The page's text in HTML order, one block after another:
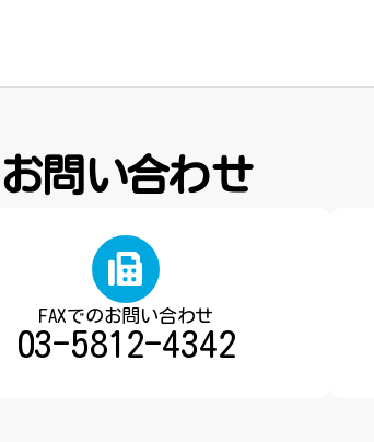
お問い合わせ
FAXでのお問い合わせ
03-5812-4342